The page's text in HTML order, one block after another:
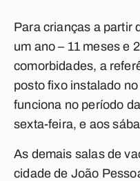
Para crianças a partir
um ano – 11 meses e
comorbidades, a
posto fixo instalado
funciona no período
sexta-feira, e aos
As demais salas de
cidade de João